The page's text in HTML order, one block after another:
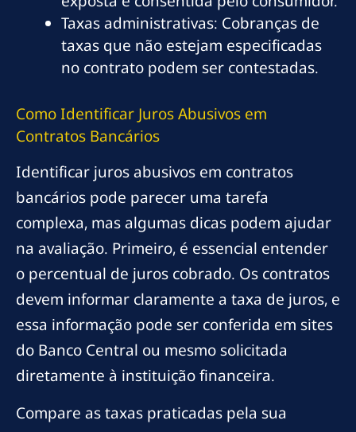
Taxas administrativas: Cobranças de
taxas que não estejam especificadas
no contrato podem ser contestadas.
Como Identificar Juros Abusivos em
Contratos Bancários
Identificar juros abusivos em contratos
bancários pode parecer uma tarefa
complexa, mas algumas dicas podem ajudar
na avaliação. Primeiro, é essencial entender
o percentual de juros cobrado. Os contratos
devem informar claramente a taxa de juros, e
essa informação pode ser conferida em sites
do Banco Central ou mesmo solicitada
diretamente à instituição financeira.
Compare as taxas praticadas pela sua